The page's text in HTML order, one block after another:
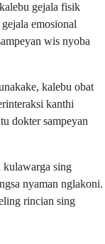
gejala fisik
emosional
wis nyoba
kalebu obat
kanthi
dokter sampeyan
kulawarga sing
nyaman nglakoni.
rincian sing